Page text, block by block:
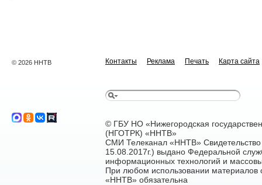
© 2026 ННТВ Контакты Реклама Печать Карта сайта
© ГБУ НО «Нижегородская
(НГОТРК) «ННТВ»
СМИ Телеканал «ННТВ»
15.08.2017г.) выдано Федеральной
информационных технологий и
При любом использовании материалов
«ННТВ» обязательна